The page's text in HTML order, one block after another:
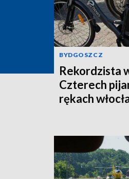
BYDGOSZCZ
Rekordzista
Czterech
rękach